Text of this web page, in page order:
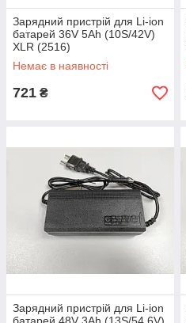
Зарядний пристрій для Li-ion
батарей 36V 5Ah (10S/42V)
XLR (2516)
Немає в наявності
721 ₴
Зарядний пристрій для Li-ion